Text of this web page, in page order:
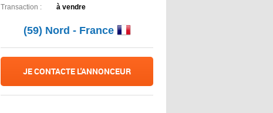
Transaction :
à vendre
(59) Nord - France
JE CONTACTE L'ANNONCEUR